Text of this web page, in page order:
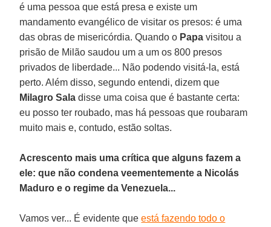
é uma pessoa que está presa e existe um
mandamento evangélico de visitar os presos: é uma
das obras de misericórdia. Quando o Papa visitou a
prisão de Milão saudou um a um os 800 presos
privados de liberdade... Não podendo visitá-la, está
perto. Além disso, segundo entendi, dizem que
Milagro Saladisse uma coisa que é bastante certa:
eu posso ter roubado, mas há pessoas que roubaram
muito mais e, contudo, estão soltas.
Acrescento mais uma crítica que alguns fazem a
ele: que não condena veementemente a Nicolás
Maduro e o regime da Venezuela...
Vamos ver... É evidente queestá fazendo todo o